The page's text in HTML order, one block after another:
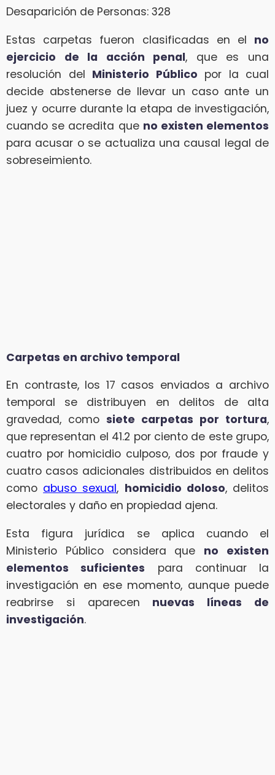
Desaparición de Personas: 328
Estas carpetas fueron clasificadas en el no
ejercicio de la acción penal, que es una
resolución del Ministerio Público por la cual
decide abstenerse de llevar un caso ante un
juez y ocurre durante la etapa de investigación,
cuando se acredita que no existen elementos
para acusar o se actualiza una causal legal de
sobreseimiento.
Carpetas en archivo temporal
En contraste, los 17 casos enviados a archivo
temporal se distribuyen en delitos de alta
gravedad, como siete carpetas por tortura,
que representan el 41.2 por ciento de este grupo,
cuatro por homicidio culposo, dos por fraude y
cuatro casos adicionales distribuidos en delitos
como abuso sexual, homicidio doloso, delitos
electorales y daño en propiedad ajena.
Esta figura jurídica se aplica cuando el
Ministerio Público considera que no existen
elementos suficientes para continuar la
investigación en ese momento, aunque puede
reabrirse si aparecen nuevas líneas de
investigación.